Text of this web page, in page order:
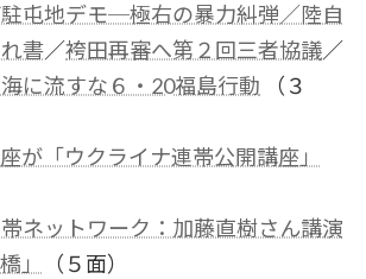
屯地デモ─極右の暴力糾弾／陸自
書／袴田再審へ第２回三者協議／
に流すな６・20福島行動 （３
が「ウクライナ連帯公開講座」
ネットワーク：加藤直樹さん講演
」
（５面）